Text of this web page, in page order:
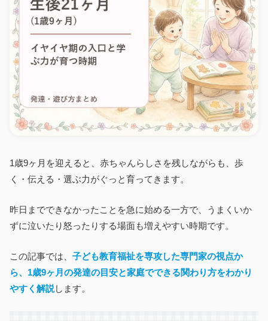
1歳9ヶ月を迎えると、赤ちゃんらしさを残しながらも、歩
く・伝える・選ぶ力がぐっと育ってきます。
昨日までできなかったことを急に始める一方で、うまくいか
ずに泣いたり怒ったりする場面も増えやすい時期です。
この記事では、 子ども教育福祉を専攻した専門家の視点か
ら、1歳9ヶ月の発達の目安と家庭でできる関わり方をわかり
やすく解説します。